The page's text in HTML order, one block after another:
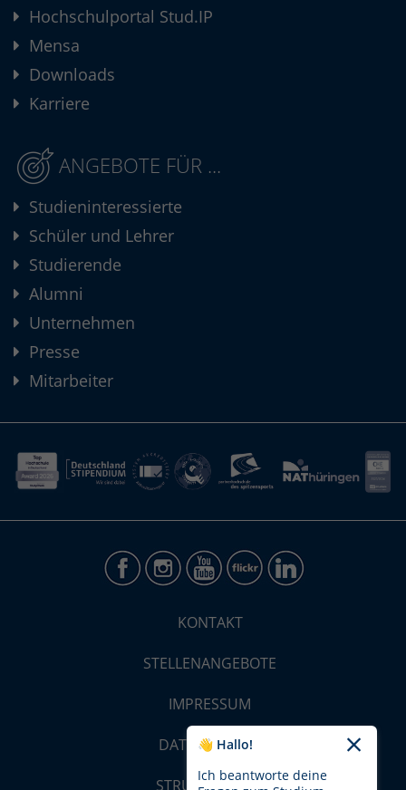
Hochschulportal Stud.IP
Mensa
Downloads
Karriere
ANGEBOTE FÜR ...
Studieninteressierte
Schüler und Lehrer
Studierende
Alumni
Unternehmen
Presse
Mitarbeiter
KONTAKT
STELLENANGEBOTE
IMPRESSUM
DATENSCHUTZ
STRUKTUR-MAP
👋 Hallo!
Ich beantworte deine